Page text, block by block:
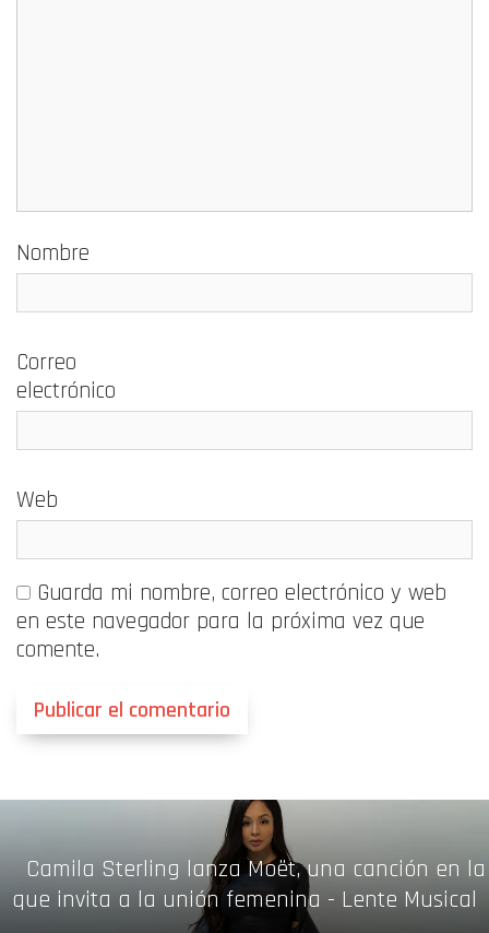
Nombre
Correo
electrónico
Web
Guarda mi nombre, correo electrónico y web
en este navegador para la próxima vez que
comente.
Camila Sterling lanza Moët, una canción en la
que invita a la unión femenina - Lente Musical